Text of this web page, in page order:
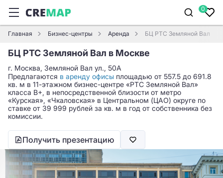
0
Главная Бизнес-центры Аренда БЦ РТС Земляной Вал
БЦ РТС Земляной Вал в Москве
г. Москва, Земляной Вал ул., 50А
Предлагаются в аренду офисы площадью от 557.5 до 691.8
кв. м в 11-этажном бизнес-центре «РТС Земляной Вал»
класса B+, в непосредственной близости от метро
«Курская», «Чкаловская» в Центральном (ЦАО) округе по
ставке от 39 999 рублей за кв. м в год от собственника без
комиссии.
Получить презентацию